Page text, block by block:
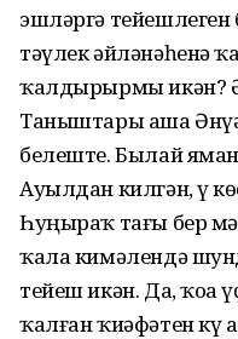
эшләргә тейешлеген
тәүлек әйләнәһенә
ҡалдырырмы икән? Ә
Таныштары аша
белеште. Былай
Ауылдан килгән, үҙ
Һуңыраҡ тағы бер
ҡала кимәлендә
тейеш икән. Да, ҡоҙа
ҡалған ҡиәфәтен күҙ